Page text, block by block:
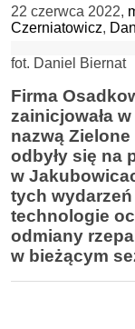
22 czerwca 2022,
Czerniatowicz,
fot. Daniel Biernat
Firma
zainicjowała
nazwą
odbyły się na
w
tych
technologie
odmiany
w bieżącym